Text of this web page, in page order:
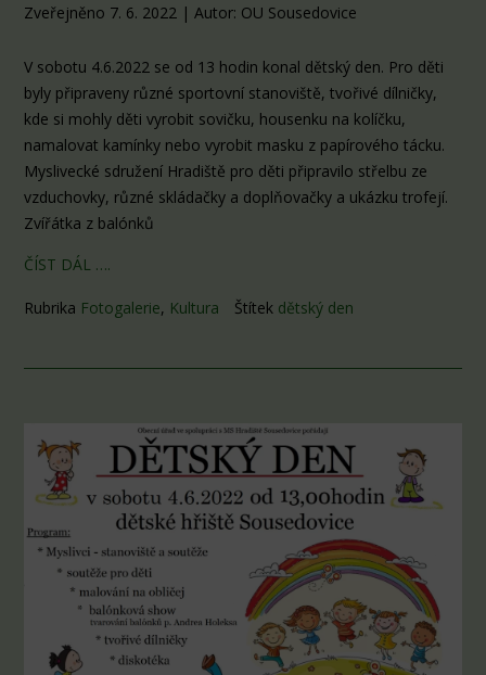
Zveřejněno 7. 6. 2022 | Autor: OU Sousedovice
V sobotu 4.6.2022 se od 13 hodin konal dětský den. Pro děti
byly připraveny různé sportovní stanoviště, tvořivé dílničky,
kde si mohly děti vyrobit sovičku, housenku na kolíčku,
namalovat kamínky nebo vyrobit masku z papírového tácku.
Myslivecké sdružení Hradiště pro děti připravilo střelbu ze
vzduchovky, různé skládačky a doplňovačky a ukázku trofejí.
Zvířátka z balónků
ČÍST DÁL ….
Rubrika Fotogalerie, Kultura Štítek dětský den